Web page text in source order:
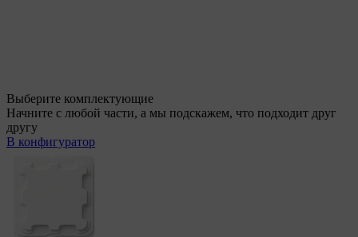
Выберите комплектующие
Начните с любой части, а мы подскажем, что подходит друг
другу
В конфигуратор